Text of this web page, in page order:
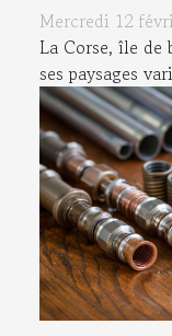
Mercredi 12
La Corse, île de
ses paysages